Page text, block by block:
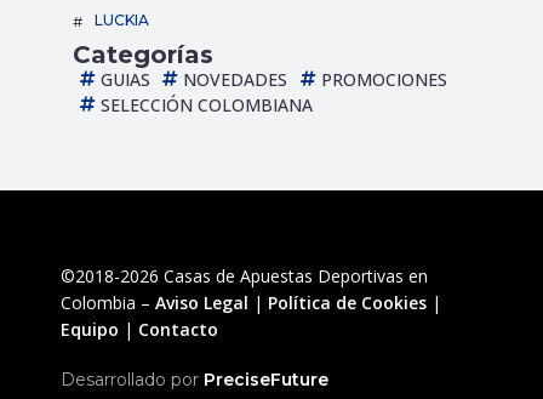
LUCKIA
Categorías
GUIAS NOVEDADES
PROMOCIONES
SELECCIÓN COLOMBIANA
©2018-2026 Casas de Apuestas Deportivas en
Colombia – Aviso Legal | Política de Cookies |
Equipo | Contacto
Desarrollado por PreciseFuture